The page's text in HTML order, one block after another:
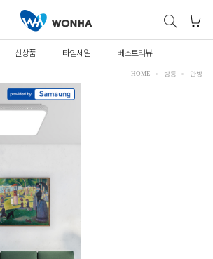
신상품 타임세일 베스트리뷰
HOME 방등 안방